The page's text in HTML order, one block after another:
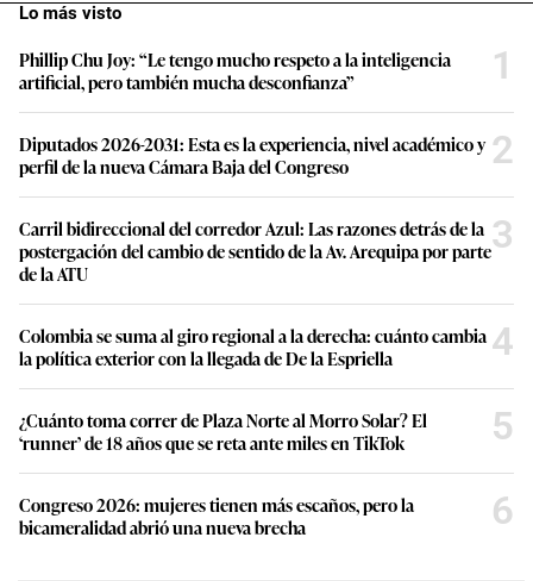
Lo más visto
Phillip Chu Joy: “Le tengo mucho respeto a la inteligencia
artificial, pero también mucha desconfianza”
1
Diputados 2026-2031: Esta es la experiencia, nivel académico y
perfil de la nueva Cámara Baja del Congreso
2
Carril bidireccional del corredor Azul: Las razones detrás de la
postergación del cambio de sentido de la Av. Arequipa por parte
de la ATU
3
Colombia se suma al giro regional a la derecha: cuánto cambia
la política exterior con la llegada de De la Espriella
4
¿Cuánto toma correr de Plaza Norte al Morro Solar? El
‘runner’ de 18 años que se reta ante miles en TikTok
5
Congreso 2026: mujeres tienen más escaños, pero la
bicameralidad abrió una nueva brecha
6